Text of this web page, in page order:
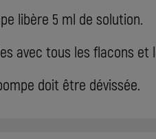
libère 5 ml de solution.
avec tous les flacons et
doit être dévissée.